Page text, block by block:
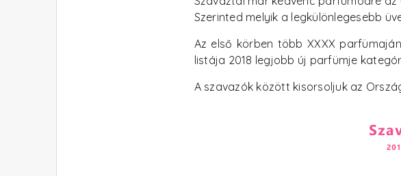
Szerinted melyik a legkülönlegesebb
Az első körben több XXXX
listája 2018 legjobb új parfümje
A szavazók között kisorsoljuk az